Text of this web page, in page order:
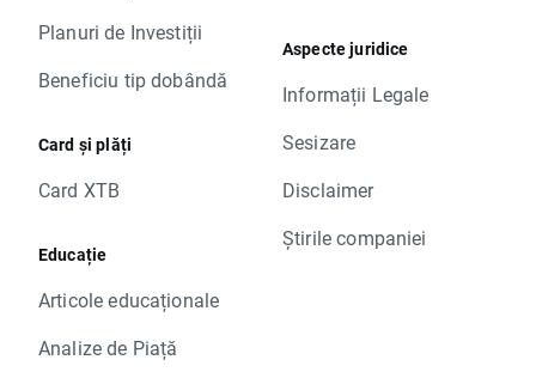
Planuri de Investiții
Beneficiu tip dobândă
Card și plăți
Card XTB
Educație
Articole educaționale
Analize de Piață
Aspecte juridice
Informații Legale
Sesizare
Disclaimer
Știrile companiei